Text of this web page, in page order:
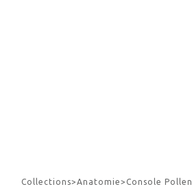
Collections>Anatomie> Console Pollen